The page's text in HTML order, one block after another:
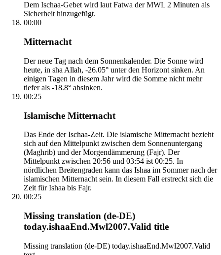
Dem Ischaa-Gebet wird laut Fatwa der MWL 2 Minuten als
Sicherheit hinzugefügt.
00:00
Mitternacht
Der neue Tag nach dem Sonnenkalender. Die Sonne wird
heute, in sha Allah, -26.05° unter den Horizont sinken. An
einigen Tagen in diesem Jahr wird die Somme nicht mehr
tiefer als -18.8° absinken.
00:25
Islamische Mitternacht
Das Ende der Ischaa-Zeit. Die islamische Mitternacht bezieht
sich auf den Mittelpunkt zwischen dem Sonnenuntergang
(Maghrib) und der Morgendämmerung (Fajr). Der
Mittelpunkt zwischen 20:56 und 03:54 ist 00:25. In
nördlichen Breitengraden kann das Ishaa im Sommer nach der
islamischen Mitternacht sein. In diesem Fall erstreckt sich die
Zeit für Ishaa bis Fajr.
00:25
Missing translation (de-DE)
today.ishaaEnd.Mwl2007.Valid title
Missing translation (de-DE) today.ishaaEnd.Mwl2007.Valid